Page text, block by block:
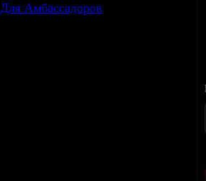
Для Амбассадоров